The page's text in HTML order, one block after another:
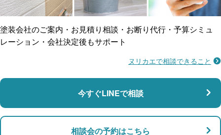
賠償保険
支払い対応
マンション・アパート対応
塗装会社のご案内・お見積り相談・お断り代行・予算シミュ
レーション・会社決定後もサポート
ヌリカエで相談できること
今すぐLINEで相談
相談会の予約はこちら